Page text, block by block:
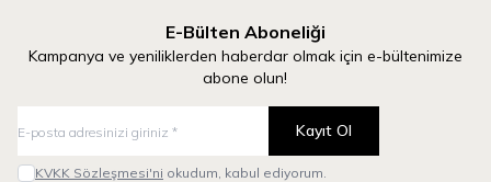
E-Bülten Aboneliği
Kampanya ve yeniliklerden haberdar olmak için e-bültenimize
abone olun!
Kayıt Ol
KVKK Sözleşmesi'ni okudum, kabul ediyorum.